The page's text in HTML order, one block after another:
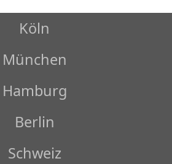
Köln
München
Hamburg
Berlin
Schweiz